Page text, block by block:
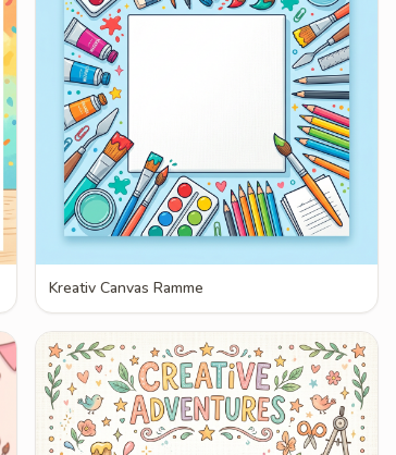
Kreativ Canvas Ramme